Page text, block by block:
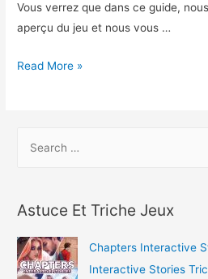
Vous verrez que dans ce guide,
aperçu du jeu et nous vous …
Art
Triche
of
Legions
Astuce
Read More »
h
f
Astuce Et Triche Jeux
Chapters Interactive
Interactive Stories